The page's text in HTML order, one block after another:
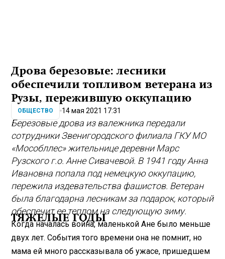
Дрова березовые: лесники
обеспечили топливом ветерана из
Рузы, пережившую оккупацию
ОБЩЕСТВО 14 мая 2021 17:31
Березовые дрова из валежника передали
сотрудники Звенигородского филиала ГКУ МО
«Мособллес» жительнице деревни Марс
Рузского г.о. Анне Сивачевой. В 1941 году Анна
Ивановна попала под немецкую оккупацию,
пережила издевательства фашистов. Ветеран
была благодарна лесникам за подарок, который
обеспечит ее теплом на следующую зиму.
ТЯЖЕЛЫЕ ГОДЫ
Когда началась война, маленькой Ане было меньше
двух лет. События того времени она не помнит, но
мама ей много рассказывала об ужасе, пришедшем